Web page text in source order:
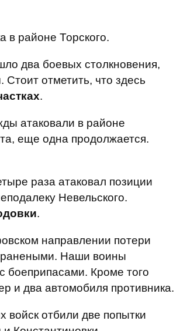
в районе Торского.
два боевых столкновения,
отметить, что здесь
.
атаковали в районе
еще одна продолжается.
раза атаковал позиции
Невельского.
.
направлении потери
ранеными. Наши воины
боеприпасами. Кроме того
и два автомобиля противника.
войск отбили две попытки